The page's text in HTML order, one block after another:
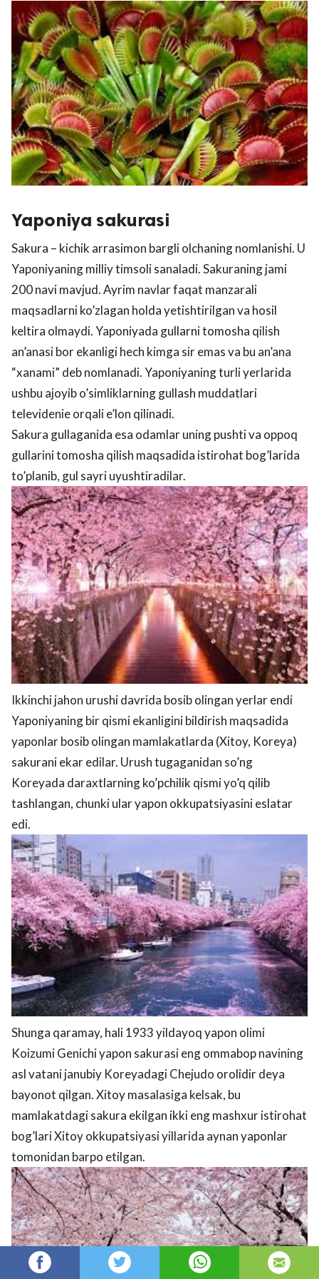
Yaponiya sakurasi
Sakura – kichik arrasimon bargli olchaning nomlanishi. U
Yaponiyaning milliy timsoli sanaladi. Sakuraning jami
200 navi mavjud. Ayrim navlar faqat manzarali
maqsadlarni ko’zlagan holda yetishtirilgan va hosil
keltira olmaydi. Yaponiyada gullarni tomosha qilish
an’anasi bor ekanligi hech kimga sir emas va bu an’ana
“xanami” deb nomlanadi. Yaponiyaning turli yerlarida
ushbu ajoyib o’simliklarning gullash muddatlari
televidenie orqali e’lon qilinadi.
Sakura gullaganida esa odamlar uning pushti va oppoq
gullarini tomosha qilish maqsadida istirohat bog’larida
to’planib, gul sayri uyushtiradilar.
Ikkinchi jahon urushi davrida bosib olingan yerlar endi
Yaponiyaning bir qismi ekanligini bildirish maqsadida
yaponlar bosib olingan mamlakatlarda (Xitoy, Koreya)
sakurani ekar edilar. Urush tugaganidan so’ng
Koreyada daraxtlarning ko’pchilik qismi yo’q qilib
tashlangan, chunki ular yapon okkupatsiyasini eslatar
edi.
Shunga qaramay, hali 1933 yildayoq yapon olimi
Koizumi Genichi yapon sakurasi eng ommabop navining
asl vatani janubiy Koreyadagi Chejudo orolidir deya
bayonot qilgan. Xitoy masalasiga kelsak, bu
mamlakatdagi sakura ekilgan ikki eng mashxur istirohat
bog’lari Xitoy okkupatsiyasi yillarida aynan yaponlar
tomonidan barpo etilgan.